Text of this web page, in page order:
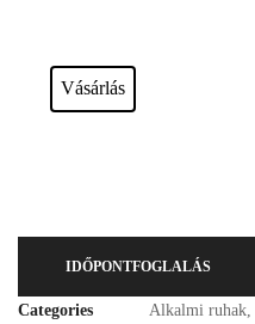
Vásárlás
IDŐPONTFOGLALÁS
Categories Alkalmi ruhak